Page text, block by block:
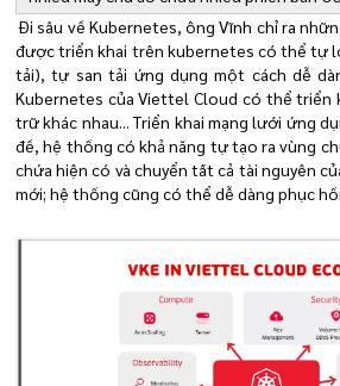
Đi sâu về Kubernetes, ông Vĩnh chỉ ra
được triển khai trên kubernetes có thể tự
tải), tự san tải ứng dụng một cách dễ
Kubernetes của Viettel Cloud có thể triển
trữ khác nhau... Triển khai mạng lưới ứng
đề, hệ thống có khả năng tự tạo ra vùng
chứa hiện có và chuyển tất cả tài nguyên
mới; hệ thống cũng có thể dễ dàng phục